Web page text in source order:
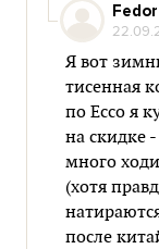
Fedor
Я вот
тисенная
по Ecco я
на скидке
много
(хотя
после